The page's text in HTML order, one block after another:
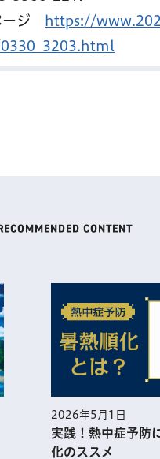
ージ
https://
役⽴つ暑熱順
江